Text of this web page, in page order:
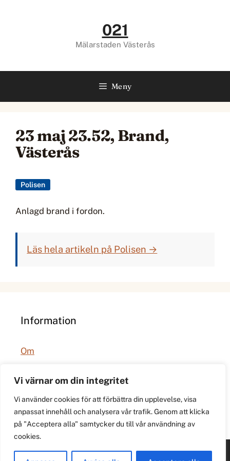
Vi värnar om din integritet
Vi använder cookies för att förbättra din upplevelse, visa
anpassat innehåll och analysera vår trafik. Genom att klicka
på "Acceptera alla" samtycker du till vår användning av
cookies.
021
Mälarstaden Västerås
Meny
23 maj 23.52, Brand,
Västerås
Polisen
Anlagd brand i fordon.
Läs hela artikeln på Polisen →
Information
Om